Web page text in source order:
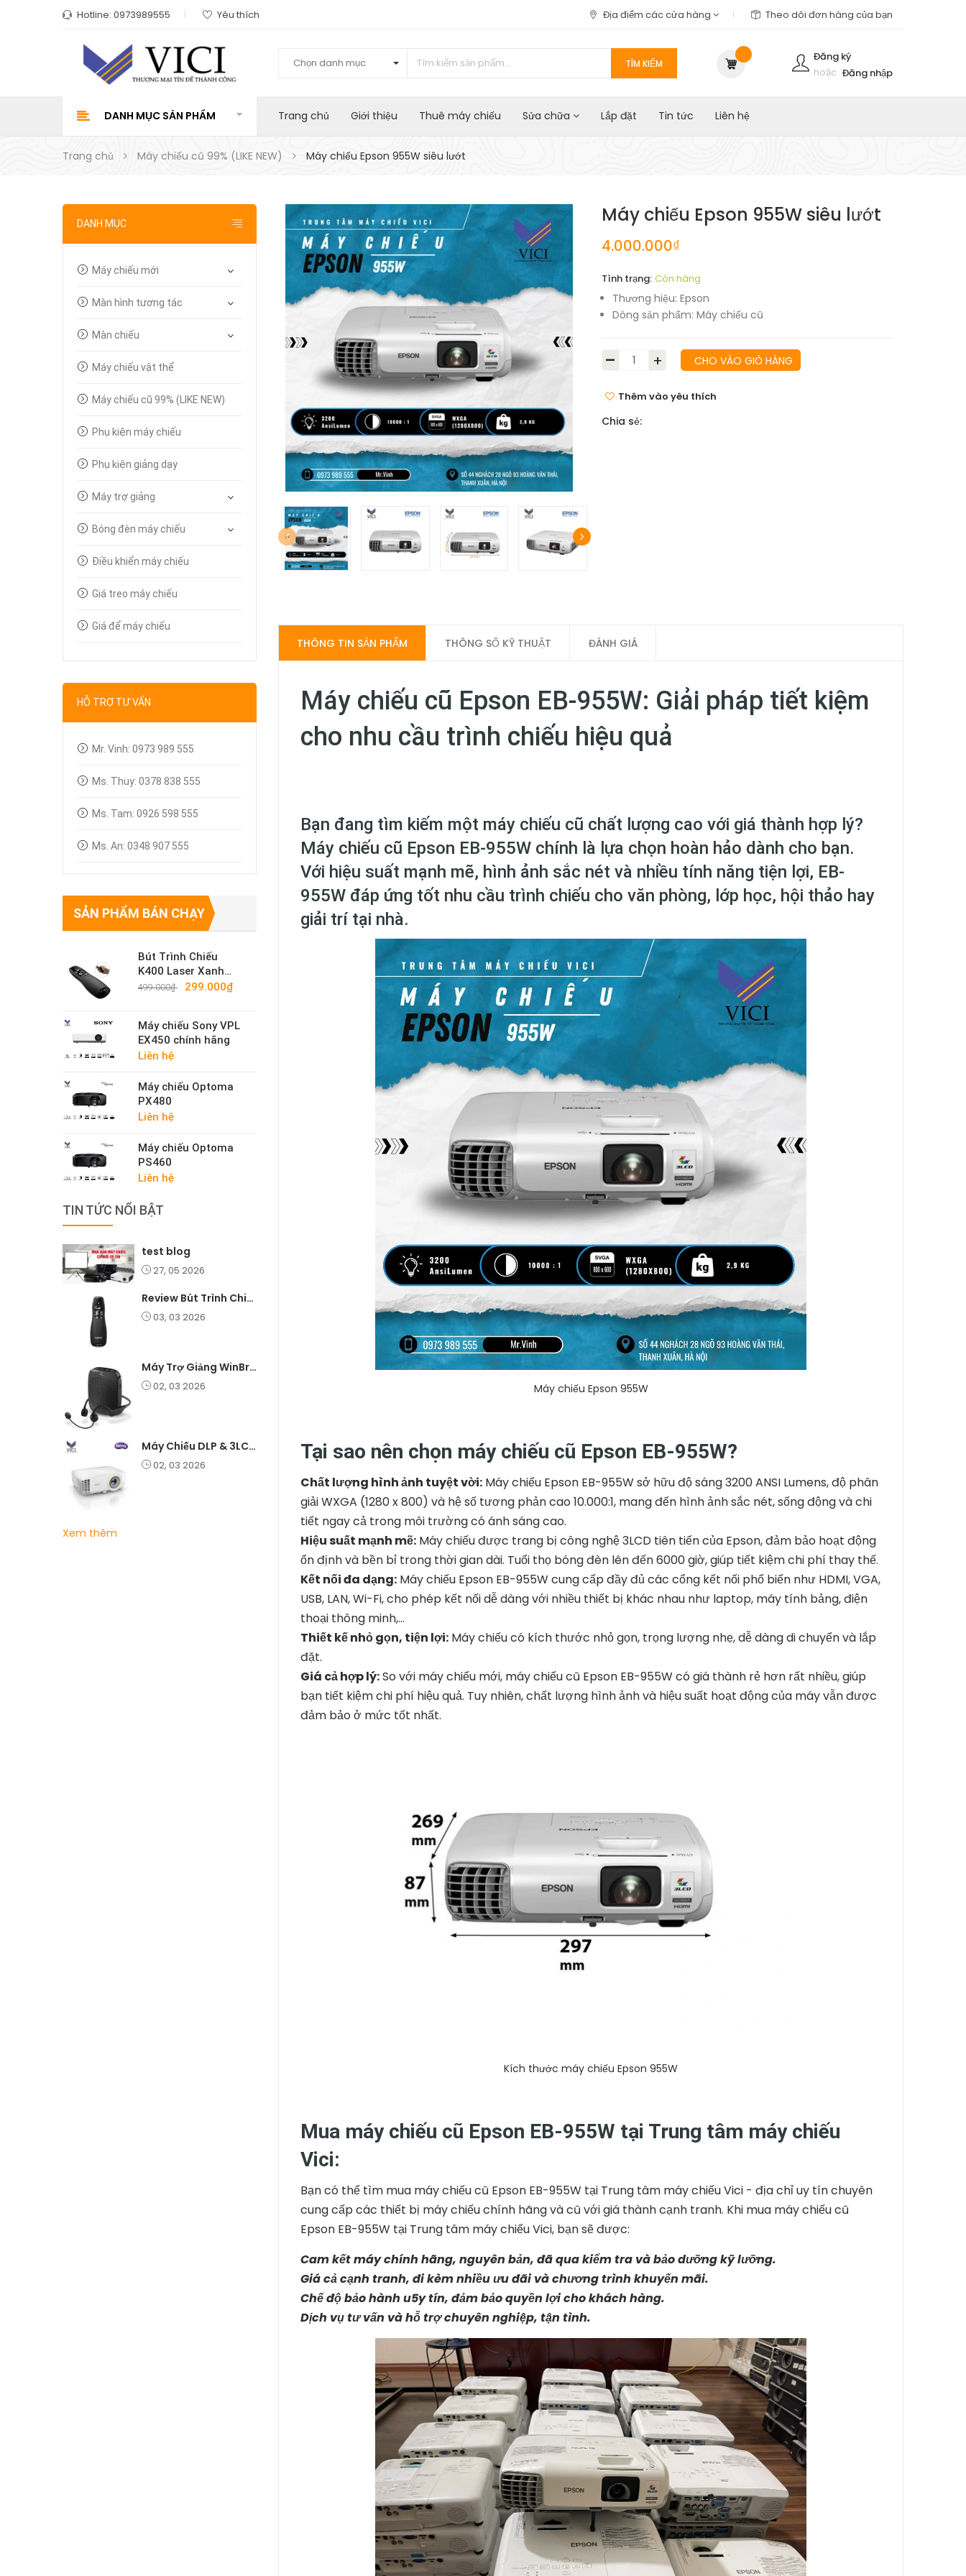
Hotline: 0973989555 Yêu thích Địa điểm các cửa hàng Theo dõi đơn hàng của bạn
Chọn danh mục TÌM KIẾM
Đăng ký
hoặc Đăng nhập
DANH MỤC SẢN PHẨM Trang chủ Giới thiệu Thuê máy chiếu Sửa chữa Lắp đặt Tin tức Liên hệ
Trang chủ Máy chiếu cũ 99% (LIKE NEW) Máy chiếu Epson 955W siêu lướt
DANH MỤC
Máy chiếu mới
Màn hình tương tác
Màn chiếu
Máy chiếu vật thể
Máy chiếu cũ 99% (LIKE NEW)
Phụ kiện máy chiếu
Phụ kiện giảng dạy
Máy trợ giảng
Bóng đèn máy chiếu
Điều khiển máy chiếu
Giá treo máy chiếu
Giá để máy chiếu
Bút trình chiếu
Linh kiện máy chiếu
HỖ TRỢ TƯ VẤN
Mr. Vinh: 0973 989 555
Ms. Thuy: 0378 838 555
Ms. Tam: 0926 598 555
Ms. An: 0348 907 555
SẢN PHẨM BÁN CHẠY
Bút Trình Chiếu
K400 Laser Xanh
Cao Cấp – Bút Trình
499.000₫ 299.000₫
Máy chiếu Sony VPL
EX450 chính hãng
Liên hệ
Máy chiếu Optoma
PX480
Liên hệ
Máy chiếu Optoma
PS460
Liên hệ
TIN TỨC NỔI BẬT
test blog
27, 05 2026
Review Bút Trình Chiếu K400 Laser 2.4G: Nhỏ Gọn, Ổn Định, Lý Tưởng Cho Giáo Viên Và Doanh Nghiệp
03, 03 2026
Máy Trợ Giảng WinBridge C007 Không Dây – Pin Lâu, Âm Thanh Rõ
02, 03 2026
Máy Chiếu DLP & 3LCD – Nên Chọn Loại Nào Cho Văn Phòng & Giải Trí?
02, 03 2026
Xem thêm
Máy chiếu Epson 955W siêu lướt
4.000.000₫
Tình trạng: Còn hàng
Thương hiệu: Epson
Dòng sản phẩm: Máy chiếu cũ
- + CHO VÀO GIỎ HÀNG
Thêm vào yêu thích
Chia sẻ:
THÔNG TIN SẢN PHẨM THÔNG SỐ KỸ THUẬT ĐÁNH GIÁ
Máy chiếu cũ Epson EB-955W: Giải pháp tiết kiệm
cho nhu cầu trình chiếu hiệu quả
Bạn đang tìm kiếm một máy chiếu cũ chất lượng cao với giá thành hợp lý?
Máy chiếu cũ Epson EB-955W chính là lựa chọn hoàn hảo dành cho bạn.
Với hiệu suất mạnh mẽ, hình ảnh sắc nét và nhiều tính năng tiện lợi, EB-
955W đáp ứng tốt nhu cầu trình chiếu cho văn phòng, lớp học, hội thảo hay
giải trí tại nhà.
Máy chiếu Epson 955W
Tại sao nên chọn máy chiếu cũ Epson EB-955W?
Chất lượng hình ảnh tuyệt vời: Máy chiếu Epson EB-955W sở hữu độ sáng 3200 ANSI Lumens, độ phân
giải WXGA (1280 x 800) và hệ số tương phản cao 10.000:1, mang đến hình ảnh sắc nét, sống động và chi
tiết ngay cả trong môi trường có ánh sáng cao.
Hiệu suất mạnh mẽ: Máy chiếu được trang bị công nghệ 3LCD tiên tiến của Epson, đảm bảo hoạt động
ổn định và bền bỉ trong thời gian dài. Tuổi thọ bóng đèn lên đến 6000 giờ, giúp tiết kiệm chi phí thay thế.
Kết nối đa dạng: Máy chiếu Epson EB-955W cung cấp đầy đủ các cổng kết nối phổ biến như HDMI, VGA,
USB, LAN, Wi-Fi, cho phép kết nối dễ dàng với nhiều thiết bị khác nhau như laptop, máy tính bảng, điện
thoại thông minh,...
Thiết kế nhỏ gọn, tiện lợi: Máy chiếu có kích thước nhỏ gọn, trọng lượng nhẹ, dễ dàng di chuyển và lắp
đặt.
Giá cả hợp lý:So với máy chiếu mới, máy chiếu cũ Epson EB-955W có giá thành rẻ hơn rất nhiều, giúp
bạn tiết kiệm chi phí hiệu quả. Tuy nhiên, chất lượng hình ảnh và hiệu suất hoạt động của máy vẫn được
đảm bảo ở mức tốt nhất.
Kích thước máy chiếu Epson 955W
Mua máy chiếu cũ Epson EB-955W tại Trung tâm máy chiếu
Vici:
Bạn có thể tìm mua máy chiếu cũ Epson EB-955W tại Trung tâm máy chiếu Vici - địa chỉ uy tín chuyên
cung cấp các thiết bị máy chiếu chính hãng và cũ với giá thành cạnh tranh. Khi mua máy chiếu cũ
Epson EB-955W tại Trung tâm máy chiếu Vici, bạn sẽ được:
Cam kết máy chính hãng, nguyên bản, đã qua kiểm tra và bảo dưỡng kỹ lưỡng.
Giá cả cạnh tranh, đi kèm nhiều ưu đãi và chương trình khuyến mãi.
Chế độ bảo hành u5y tín, đảm bảo quyền lợi cho khách hàng.
Dịch vụ tư vấn và hỗ trợ chuyên nghiệp, tận tình.